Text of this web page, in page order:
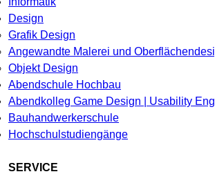
Design
Grafik Design
Angewandte Malerei und
Objekt Design
Abendschule Hochbau
Abendkolleg Game Design | Usability
Bauhandwerkerschule
Hochschulstudiengänge
SERVICE